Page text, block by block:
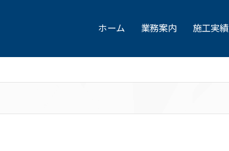
ホーム 業務案内 施工実績